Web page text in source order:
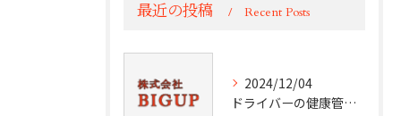
最近の投稿 Recent Posts
2024/12/04
ドライバーの健康管理術